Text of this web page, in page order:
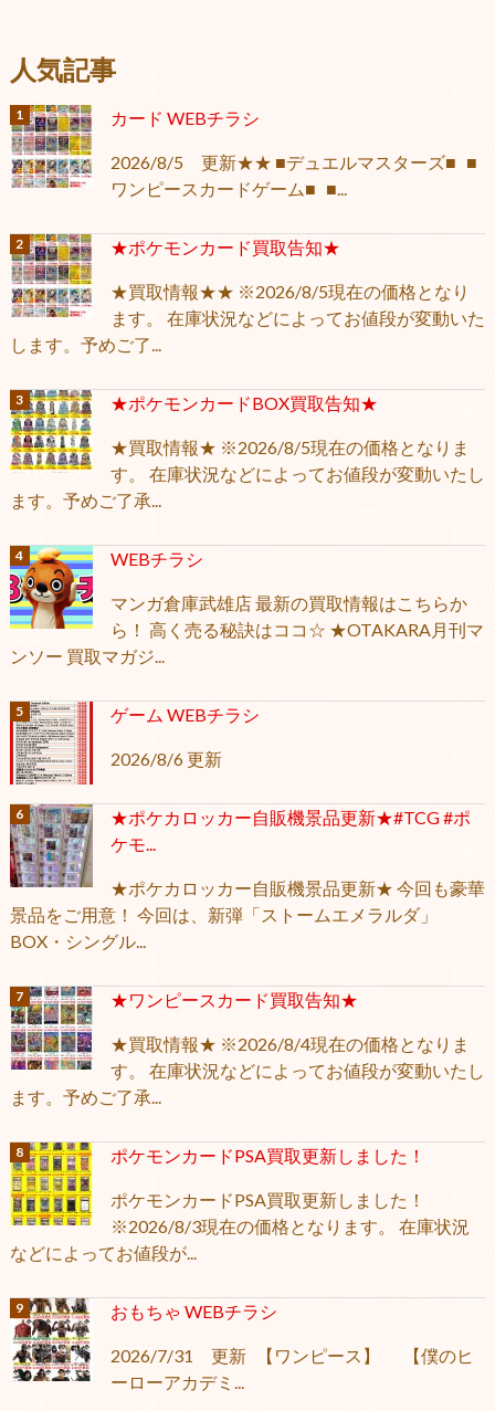
人気記事
カード WEBチラシ
2026/8/5 更新★★ ■デュエルマスターズ■ ■
ワンピースカードゲーム■ ■...
★ポケモンカード買取告知★
★買取情報★★ ※2026/8/5現在の価格となり
ます。 在庫状況などによってお値段が変動いた
します。予めご了...
★ポケモンカードBOX買取告知★
★買取情報★ ※2026/8/5現在の価格となりま
す。 在庫状況などによってお値段が変動いたし
ます。予めご了承...
WEBチラシ
マンガ倉庫武雄店 最新の買取情報はこちらか
ら！ 高く売る秘訣はココ☆ ★OTAKARA月刊マ
ンソー 買取マガジ...
ゲーム WEBチラシ
2026/8/6 更新
★ポケカロッカー自販機景品更新★#TCG #ポ
ケモ...
★ポケカロッカー自販機景品更新★ 今回も豪華
景品をご用意！ 今回は、新弾「ストームエメラルダ」
BOX・シングル...
★ワンピースカード買取告知★
★買取情報★ ※2026/8/4現在の価格となりま
す。 在庫状況などによってお値段が変動いたし
ます。予めご了承...
ポケモンカードPSA買取更新しました！
ポケモンカードPSA買取更新しました！
※2026/8/3現在の価格となります。 在庫状況
などによってお値段が...
おもちゃ WEBチラシ
2026/7/31 更新 【ワンピース】 【僕のヒ
ーローアカデミ...